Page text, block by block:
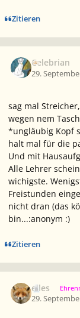
Zitieren
Celebrian
29.
sag mal
wegen nem
*ungläubig Kopf
halt mal für die
Und mit
Alle Lehrer
wichigste.
Freistunden
nicht dran (das
bin...:anonym :)
Zitieren
elles
29.